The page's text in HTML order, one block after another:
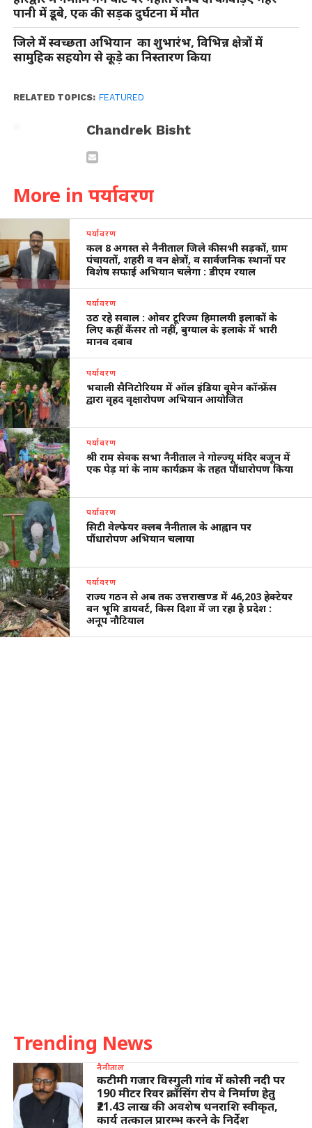
पानी में डूबे, एक की सड़क दुर्घटना में मौत
जिले में स्वच्छता अभियान का शुभारंभ, विभिन्न क्षेत्रों में
सामुहिक सहयोग से कूड़े का निस्तारण किया
RELATED TOPICS: FEATURED
Chandrek Bisht
More in पर्यावरण
पर्यावरण
कल 8 अगस्त से नैनीताल जिले की सभी सड़कों, ग्राम
पंचायतों, शहरी व वन क्षेत्रों, व सार्वजनिक स्थानों पर
विशेष सफाई अभियान चलेगा : डीएम रयाल
पर्यावरण
उठ रहे सवाल : ओवर टूरिज्म हिमालयी इलाकों के
लिए कहीं कैंसर तो नहीं, बुग्याल के इलाके में भारी
मानव दबाव
पर्यावरण
भवाली सैनिटोरियम में ऑल इंडिया वूमेन कॉन्फ्रेंस
द्वारा वृहद वृक्षारोपण अभियान आयोजित
पर्यावरण
श्री राम सेवक सभा नैनीताल ने गोल्ज्यू मंदिर बजून में
एक पेड़ मां के नाम कार्यक्रम के तहत पौंधारोपण किया
पर्यावरण
सिटी वेल्फेयर क्लब नैनीताल के आह्वान पर
पौंधारोपण अभियान चलाया
पर्यावरण
राज्य गठन से अब तक उत्तराखण्ड में 46,203 हेक्टेयर
वन भूमि डायवर्ट, किस दिशा में जा रहा है प्रदेश :
अनूप नौटियाल
Trending News
नैनीताल
कटीमी गजार विस्गुली गांव में कोसी नदी पर
190 मीटर रिवर क्रॉसिंग रोप वे निर्माण हेतु
₹21.43 लाख की अवशेष धनराशि स्वीकृत,
कार्य तत्काल प्रारम्भ करने के निर्देश